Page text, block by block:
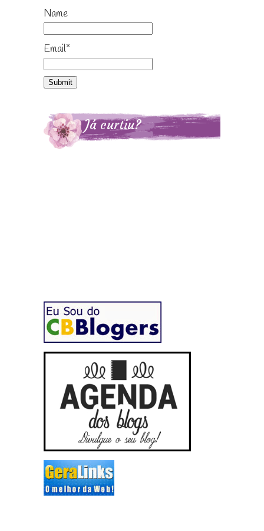
Name
Email*
Já curtiu?